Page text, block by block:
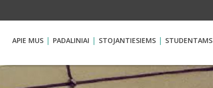
APIE MUS PADALINIAI STOJANTIESIEMS STUDENTAMS